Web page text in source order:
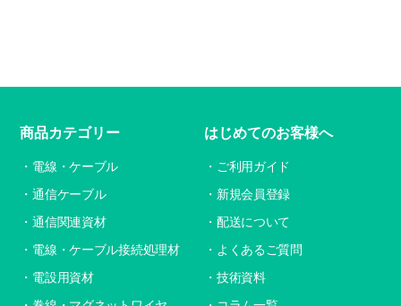
商品カテゴリー
電線・ケーブル
通信ケーブル
通信関連資材
電線・ケーブル接続処理材
電設用資材
はじめてのお客様へ
ご利用ガイド
新規会員登録
配送について
よくあるご質問
技術資料